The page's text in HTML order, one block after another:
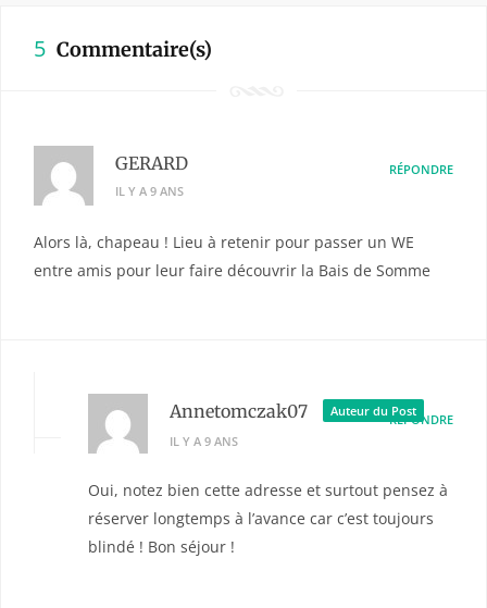
5 Commentaire(s)
GERARD
IL Y A 9 ANS
RÉPONDRE
Alors là, chapeau ! Lieu à retenir pour passer un WE
entre amis pour leur faire découvrir la Bais de Somme
Annetomczak07
Auteur du Post
IL Y A 9 ANS
RÉPONDRE
Oui, notez bien cette adresse et surtout pensez à
réserver longtemps à l’avance car c’est toujours
blindé ! Bon séjour !